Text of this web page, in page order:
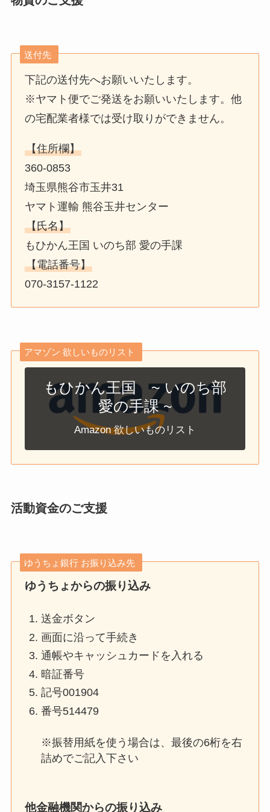
送付先
下記の送付先へお願いいたします。
※ヤマト便でご発送をお願いいたします。他
の宅配業者様では受け取りができません。
【住所欄】
360-0853
埼玉県熊谷市玉井31
ヤマト運輸 熊谷玉井センター
【氏名】
もひかん王国 いのち部 愛の手課
【電話番号】
070-3157-1122
アマゾン 欲しいものリスト
もひかん王国 ~ いのち部
愛の手課 ~
Amazon 欲しいものリスト
活動資金のご支援
ゆうちょ銀行 お振り込み先
ゆうちょからの振り込み
送金ボタン
画面に沿って手続き
通帳やキャッシュカードを入れる
暗証番号
記号001904
番号514479
※振替用紙を使う場合は、最後の6桁を右
詰めでご記入下さい
他金融機関からの振り込み